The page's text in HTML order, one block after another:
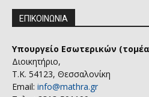
ΕΠΙΚΟΙΝΩΝΙΑ
Υπουργείο Εσωτερικών
Διοικητήριο,
Τ.Κ. 54123, Θεσσαλονίκη
Email: info@mathra.gr